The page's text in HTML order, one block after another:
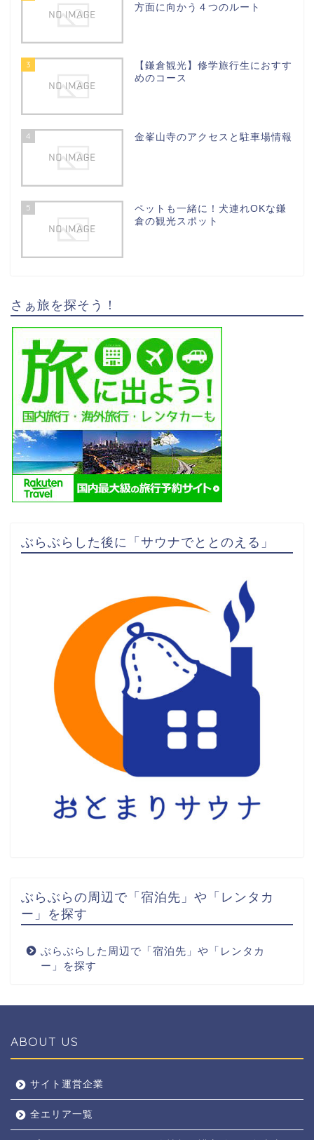
方面に向かう４つのルート
3
【鎌倉観光】修学旅行生におすす
めのコース
4 金峯山寺のアクセスと駐車場情報
5
ペットも一緒に！犬連れOKな鎌
倉の観光スポット
さぁ旅を探そう！
ぶらぶらした後に「サウナでととのえる」
ぶらぶらの周辺で「宿泊先」や「レンタカ
ー」を探す
ぶらぶらした周辺で「宿泊先」や「レンタカ
ー」を探す
ABOUT US
サイト運営企業
全エリア一覧